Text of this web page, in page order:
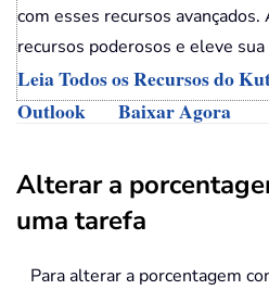
com esses recursos
recursos poderosos e eleve
Leia Todos os Recursos do
Outlook
Baixar Agora
Alterar a
uma tarefa
Para alterar a porcentagem